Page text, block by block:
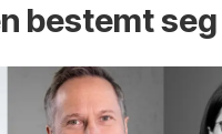
bestemt seg